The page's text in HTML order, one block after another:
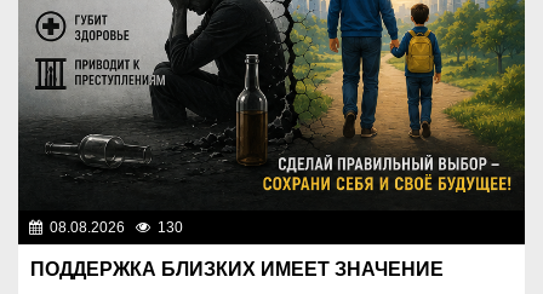
08.08.2026 130
ПОДДЕРЖКА БЛИЗКИХ ИМЕЕТ ЗНАЧЕНИЕ